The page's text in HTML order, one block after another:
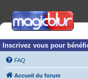
Inscrivez vous pour
FAQ
Accueil du forum